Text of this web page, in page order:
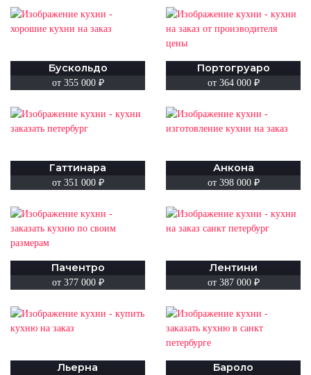
Бускольдо
от 355 000 ₽
Портогруаро
от 364 000 ₽
Гаттинара
от 351 000 ₽
Анкона
от 398 000 ₽
Пачентро
от 377 000 ₽
Лентини
от 387 000 ₽
Льерна Бароло